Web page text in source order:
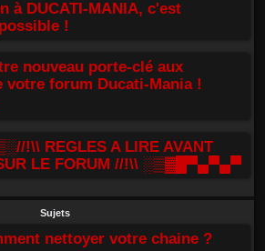
à DUCATI-MANIA, c'est
!
nouveau porte-clé aux
votre forum Ducati-Mania !
!\\ REGLES A LIRE AVANT
LE FORUM //!\\ ░▒▓█▀▄▀▄▀
Sujets
nettoyer votre chaine ?